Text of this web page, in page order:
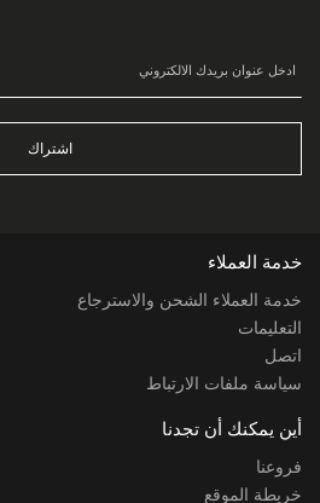
اشتراك
خدمة العملاء
خدمة العملاء الشحن والاسترجاع
التعليمات
اتصل
سياسة ملفات الارتباط
أين يمكنك أن تجدنا
فروعنا
خريطة الموقع